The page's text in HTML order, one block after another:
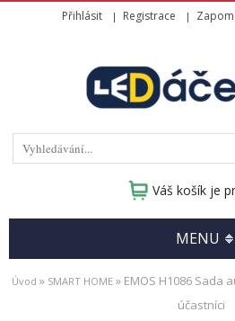
Přihlásit Registrace
Váš košík je
MENU
Úvod » SMART HOME » EMOS H1086 Sada
účastníci